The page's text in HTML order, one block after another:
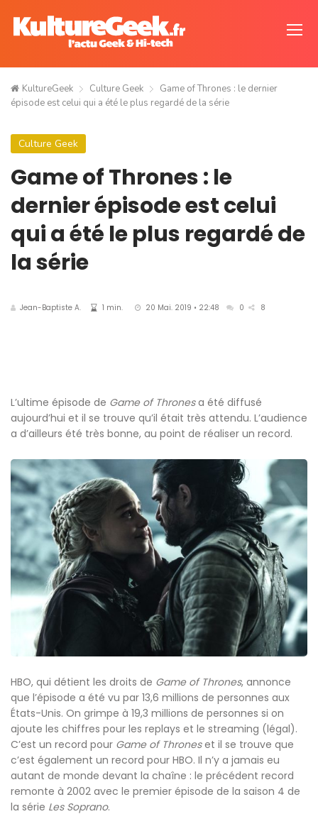
KultureGeek Culture Geek
Game of Thrones : le dernier
épisode est celui qui a été le plus regardé de la série
Culture Geek
Game of Thrones : le
dernier épisode est celui
qui a été le plus regardé de
la série
Jean-Baptiste A. 1 min. 20 Mai. 2019 • 22:48 0 8
L’ultime épisode de Game of Thronesa été diffusé
aujourd’hui et il se trouve qu’il était très attendu. L’audience
a d’ailleurs été très bonne, au point de réaliser un record.
HBO, qui détient les droits de Game of Thrones, annonce
que l’épisode a été vu par 13,6 millions de personnes aux
États-Unis. On grimpe à 19,3 millions de personnes si on
ajoute les chiffres pour les replays et le streaming (légal).
C’est un record pour Game of Throneset il se trouve que
c’est également un record pour HBO. Il n’y a jamais eu
autant de monde devant la chaîne : le précédent record
remonte à 2002 avec le premier épisode de la saison 4 de
la série Les Soprano.